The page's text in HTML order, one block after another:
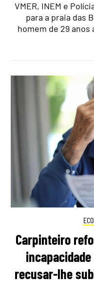
VMER, INEM e
para a praia das
homem de 29 anos
Carpinteiro
recusar-lhe